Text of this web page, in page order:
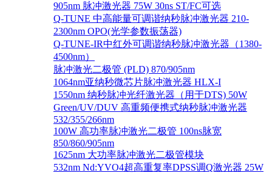
905nm 脉冲激光器 75W 30ns ST/FC可选
Q-TUNE 中高能量可调谐纳秒脉冲激光器 210-
2300nm OPO(光学参数振荡器)
Q-TUNE-IR中红外可调谐纳秒脉冲激光器（1380-
4500nm）
脉冲激光二极管 (PLD) 870/905nm
1064nm亚纳秒微芯片脉冲激光器 HLX-I
1550nm 纳秒脉冲光纤激光器（用于DTS) 50W
Green/UV/DUV 高重频便携式纳秒脉冲激光器
532/355/266nm
100W 高功率脉冲激光二极管 100ns脉宽
850/860/905nm
1625nm 大功率脉冲激光二极管模块
532nm Nd:YVO4超高重复率DPSS调Q激光器 25W